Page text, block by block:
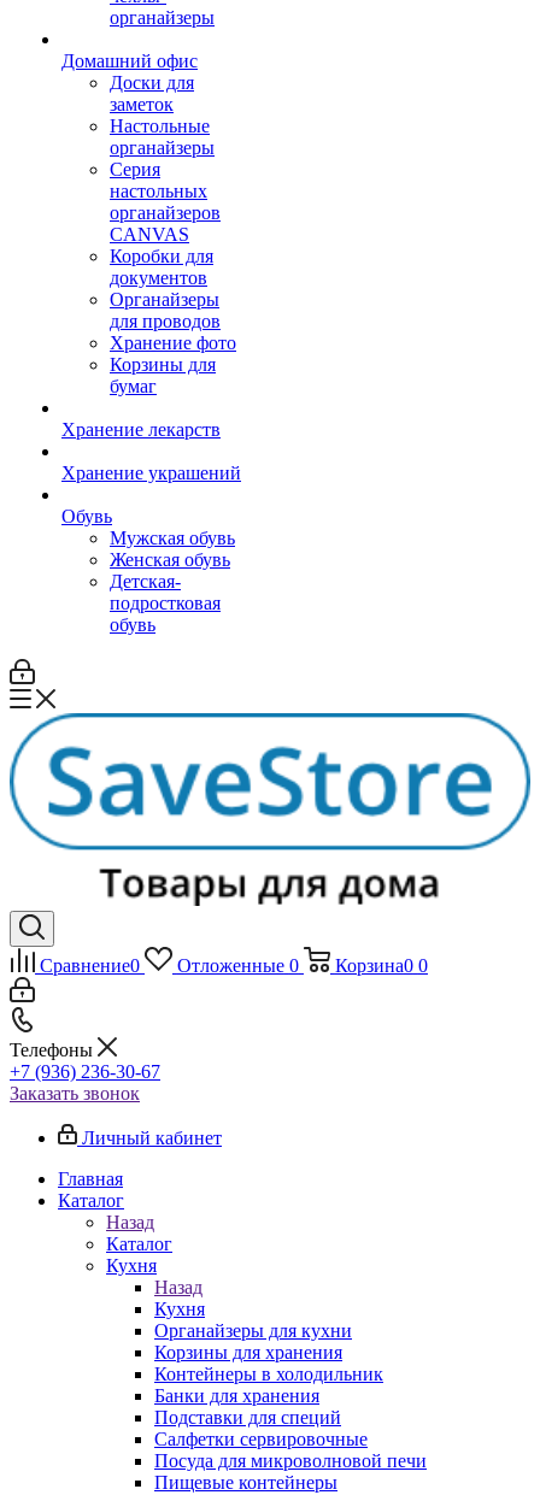
органайзеры
Домашний офис
Доски для
заметок
Настольные
органайзеры
Серия
настольных
органайзеров
CANVAS
Коробки для
документов
Органайзеры
для проводов
Хранение фото
Корзины для
бумаг
Хранение лекарств
Хранение украшений
Обувь
Мужская обувь
Женская обувь
Детская-
подростковая
обувь
Сравнение0 Отложенные 0 Корзина0 0
Телефоны
+7 (936) 236-30-67
Заказать звонок
Личный кабинет
Главная
Каталог
Назад
Каталог
Кухня
Назад
Кухня
Органайзеры для кухни
Корзины для хранения
Контейнеры в холодильник
Банки для хранения
Подставки для специй
Салфетки сервировочные
Посуда для микроволновой печи
Пищевые контейнеры